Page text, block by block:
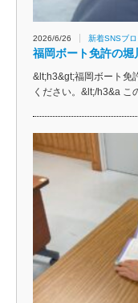
2026/6/26 新着SNSブ
福岡ボート免許の
&lt;h3&gt;福岡ボート免
ください。&lt;/h3&a